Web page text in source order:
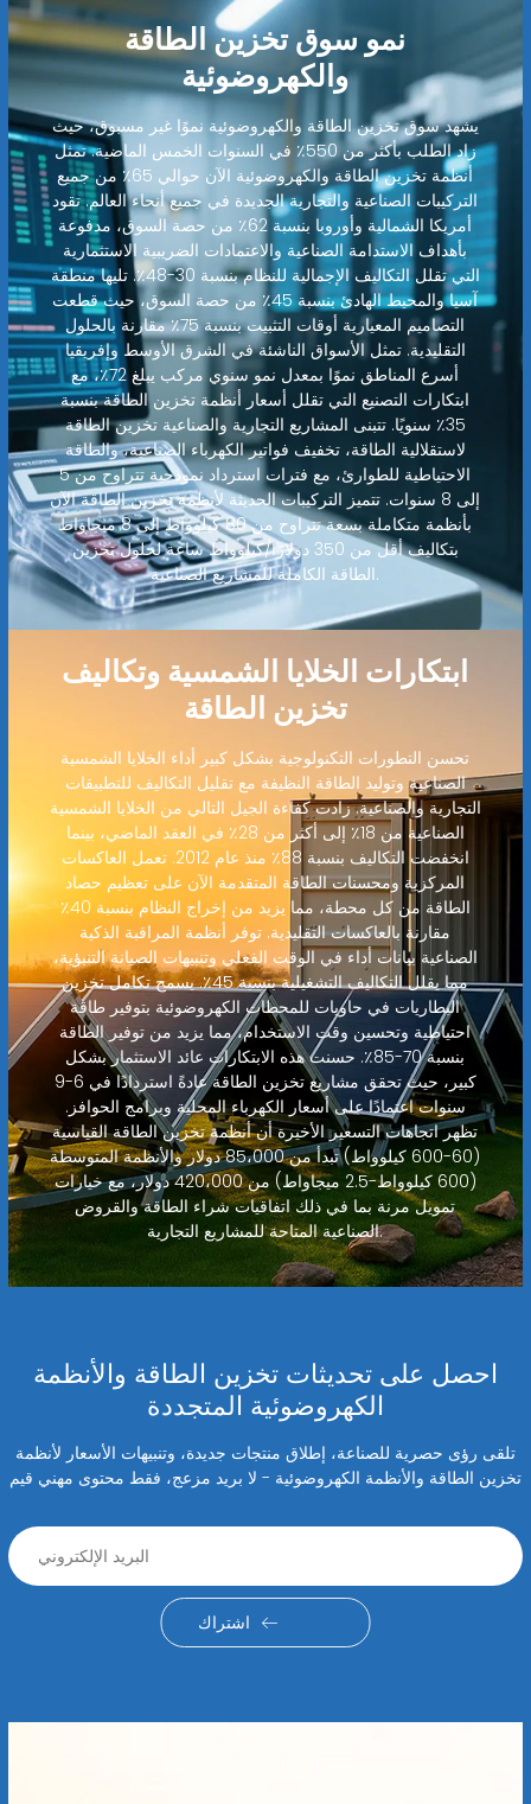
نمو سوق تخزين الطاقة
والكهروضوئية
يشهد سوق تخزين الطاقة والكهروضوئية نموًا غير مسبوق، حيث
زاد الطلب بأكثر من 550٪ في السنوات الخمس الماضية. تمثل
أنظمة تخزين الطاقة والكهروضوئية الآن حوالي 65٪ من جميع
التركيبات الصناعية والتجارية الجديدة في جميع أنحاء العالم. تقود
أمريكا الشمالية وأوروبا بنسبة 62٪ من حصة السوق، مدفوعة
بأهداف الاستدامة الصناعية والاعتمادات الضريبية الاستثمارية
التي تقلل التكاليف الإجمالية للنظام بنسبة 30-48٪. تليها منطقة
آسيا والمحيط الهادئ بنسبة 45٪ من حصة السوق، حيث قطعت
التصاميم المعيارية أوقات التثبيت بنسبة 75٪ مقارنة بالحلول
التقليدية. تمثل الأسواق الناشئة في الشرق الأوسط وإفريقيا
أسرع المناطق نموًا بمعدل نمو سنوي مركب يبلغ 72٪، مع
ابتكارات التصنيع التي تقلل أسعار أنظمة تخزين الطاقة بنسبة
35٪ سنويًا. تتبنى المشاريع التجارية والصناعية تخزين الطاقة
لاستقلالية الطاقة، تخفيف فواتير الكهرباء الصناعية، والطاقة
الاحتياطية للطوارئ، مع فترات استرداد نموذجية تتراوح من 5
إلى 8 سنوات. تتميز التركيبات الحديثة لأنظمة تخزين الطاقة الآن
بأنظمة متكاملة بسعة تتراوح من 80 كيلوواط إلى 8 ميجاواط
بتكاليف أقل من 350 دولارًا/كيلوواط ساعة لحلول تخزين
الطاقة الكاملة للمشاريع الصناعية.
ابتكارات الخلايا الشمسية وتكاليف
تخزين الطاقة
تحسن التطورات التكنولوجية بشكل كبير أداء الخلايا الشمسية
الصناعية وتوليد الطاقة النظيفة مع تقليل التكاليف للتطبيقات
التجارية والصناعية. زادت كفاءة الجيل التالي من الخلايا الشمسية
الصناعية من 18٪ إلى أكثر من 28٪ في العقد الماضي، بينما
انخفضت التكاليف بنسبة 88٪ منذ عام 2012. تعمل العاكسات
المركزية ومحسنات الطاقة المتقدمة الآن على تعظيم حصاد
الطاقة من كل محطة، مما يزيد من إخراج النظام بنسبة 40٪
مقارنة بالعاكسات التقليدية. توفر أنظمة المراقبة الذكية
الصناعية بيانات أداء في الوقت الفعلي وتنبيهات الصيانة التنبؤية،
مما يقلل التكاليف التشغيلية بنسبة 45٪. يسمح تكامل تخزين
البطاريات في حاويات للمحطات الكهروضوئية بتوفير طاقة
احتياطية وتحسين وقت الاستخدام، مما يزيد من توفير الطاقة
بنسبة 70-85٪. حسنت هذه الابتكارات عائد الاستثمار بشكل
كبير، حيث تحقق مشاريع تخزين الطاقة عادةً استردادًا في 6-9
سنوات اعتمادًا على أسعار الكهرباء المحلية وبرامج الحوافز.
تظهر اتجاهات التسعير الأخيرة أن أنظمة تخزين الطاقة القياسية
(60-600 كيلوواط) تبدأ من 85،000 دولار والأنظمة المتوسطة
(600 كيلوواط-2.5 ميجاواط) من 420،000 دولار، مع خيارات
تمويل مرنة بما في ذلك اتفاقيات شراء الطاقة والقروض
الصناعية المتاحة للمشاريع التجارية.
احصل على تحديثات تخزين الطاقة والأنظمة
الكهروضوئية المتجددة
تلقى رؤى حصرية للصناعة، إطلاق منتجات جديدة، وتنبيهات الأسعار لأنظمة
تخزين الطاقة والأنظمة الكهروضوئية - لا بريد مزعج، فقط محتوى مهني قيم
اشتراك